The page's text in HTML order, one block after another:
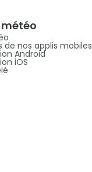
de nos applis mobiles
Android
iOS